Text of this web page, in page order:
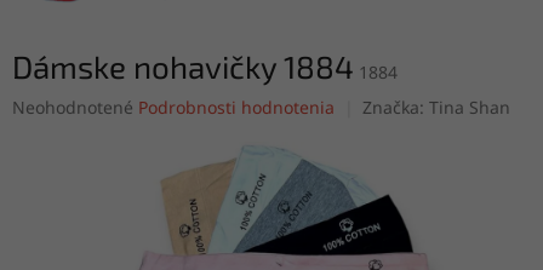
Dámske nohavičky 1884 1884
Priemerné
Neohodnotené Podrobnosti hodnotenia Značka: Tina Shan